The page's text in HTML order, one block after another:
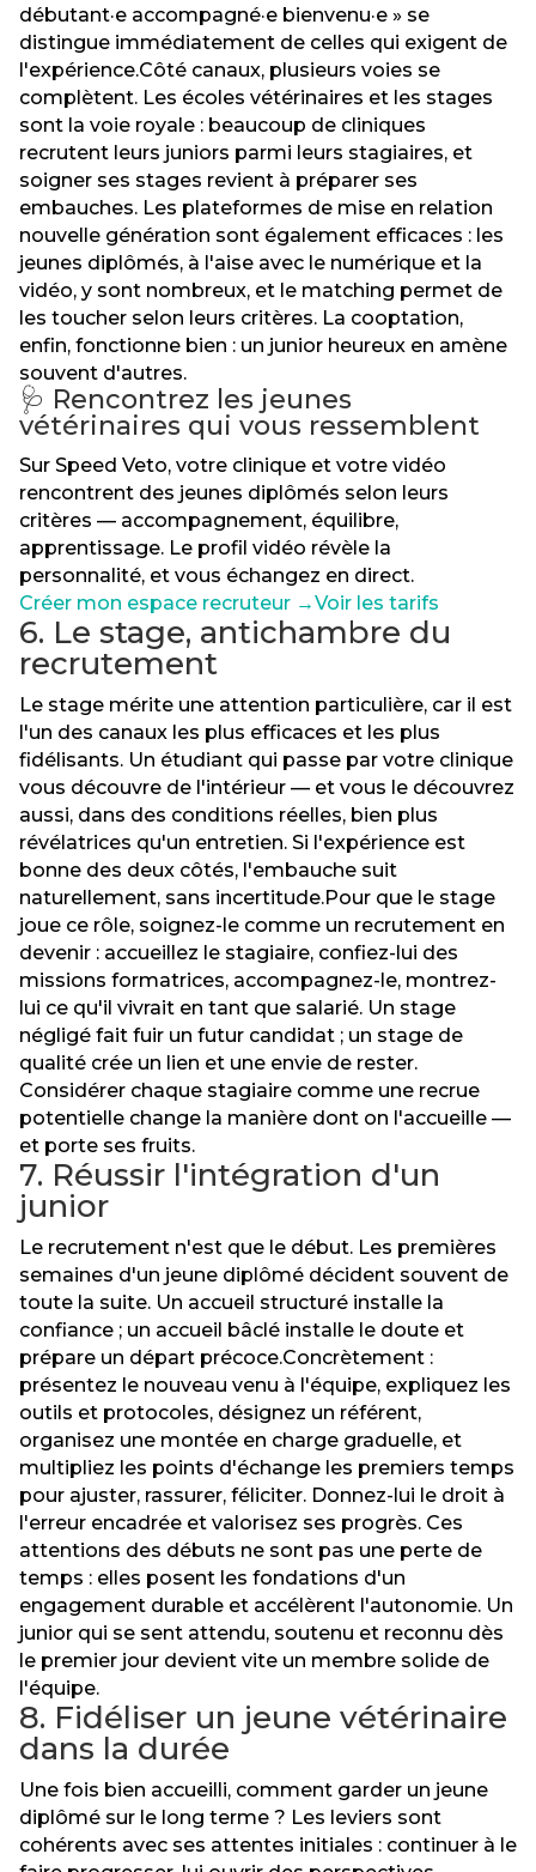
débutant·e accompagné·e bienvenu·e » se
distingue immédiatement de celles qui exigent de
l'expérience.Côté canaux, plusieurs voies se
complètent. Les écoles vétérinaires et les stages
sont la voie royale : beaucoup de cliniques
recrutent leurs juniors parmi leurs stagiaires, et
soigner ses stages revient à préparer ses
embauches. Les plateformes de mise en relation
nouvelle génération sont également efficaces : les
jeunes diplômés, à l'aise avec le numérique et la
vidéo, y sont nombreux, et le matching permet de
les toucher selon leurs critères. La cooptation,
enfin, fonctionne bien : un junior heureux en amène
souvent d'autres.
🩺 Rencontrez les jeunes
vétérinaires qui vous ressemblent
Sur Speed Veto, votre clinique et votre vidéo
rencontrent des jeunes diplômés selon leurs
critères — accompagnement, équilibre,
apprentissage. Le profil vidéo révèle la
personnalité, et vous échangez en direct.
Créer mon espace recruteur →Voir les tarifs
6. Le stage, antichambre du
recrutement
Le stage mérite une attention particulière, car il est
l'un des canaux les plus efficaces et les plus
fidélisants. Un étudiant qui passe par votre clinique
vous découvre de l'intérieur — et vous le découvrez
aussi, dans des conditions réelles, bien plus
révélatrices qu'un entretien. Si l'expérience est
bonne des deux côtés, l'embauche suit
naturellement, sans incertitude.Pour que le stage
joue ce rôle, soignez-le comme un recrutement en
devenir : accueillez le stagiaire, confiez-lui des
missions formatrices, accompagnez-le, montrez-
lui ce qu'il vivrait en tant que salarié. Un stage
négligé fait fuir un futur candidat ; un stage de
qualité crée un lien et une envie de rester.
Considérer chaque stagiaire comme une recrue
potentielle change la manière dont on l'accueille —
et porte ses fruits.
7. Réussir l'intégration d'un
junior
Le recrutement n'est que le début. Les premières
semaines d'un jeune diplômé décident souvent de
toute la suite. Un accueil structuré installe la
confiance ; un accueil bâclé installe le doute et
prépare un départ précoce.Concrètement :
présentez le nouveau venu à l'équipe, expliquez les
outils et protocoles, désignez un référent,
organisez une montée en charge graduelle, et
multipliez les points d'échange les premiers temps
pour ajuster, rassurer, féliciter. Donnez-lui le droit à
l'erreur encadrée et valorisez ses progrès. Ces
attentions des débuts ne sont pas une perte de
temps : elles posent les fondations d'un
engagement durable et accélèrent l'autonomie. Un
junior qui se sent attendu, soutenu et reconnu dès
le premier jour devient vite un membre solide de
l'équipe.
8. Fidéliser un jeune vétérinaire
dans la durée
Une fois bien accueilli, comment garder un jeune
diplômé sur le long terme ? Les leviers sont
cohérents avec ses attentes initiales : continuer à le